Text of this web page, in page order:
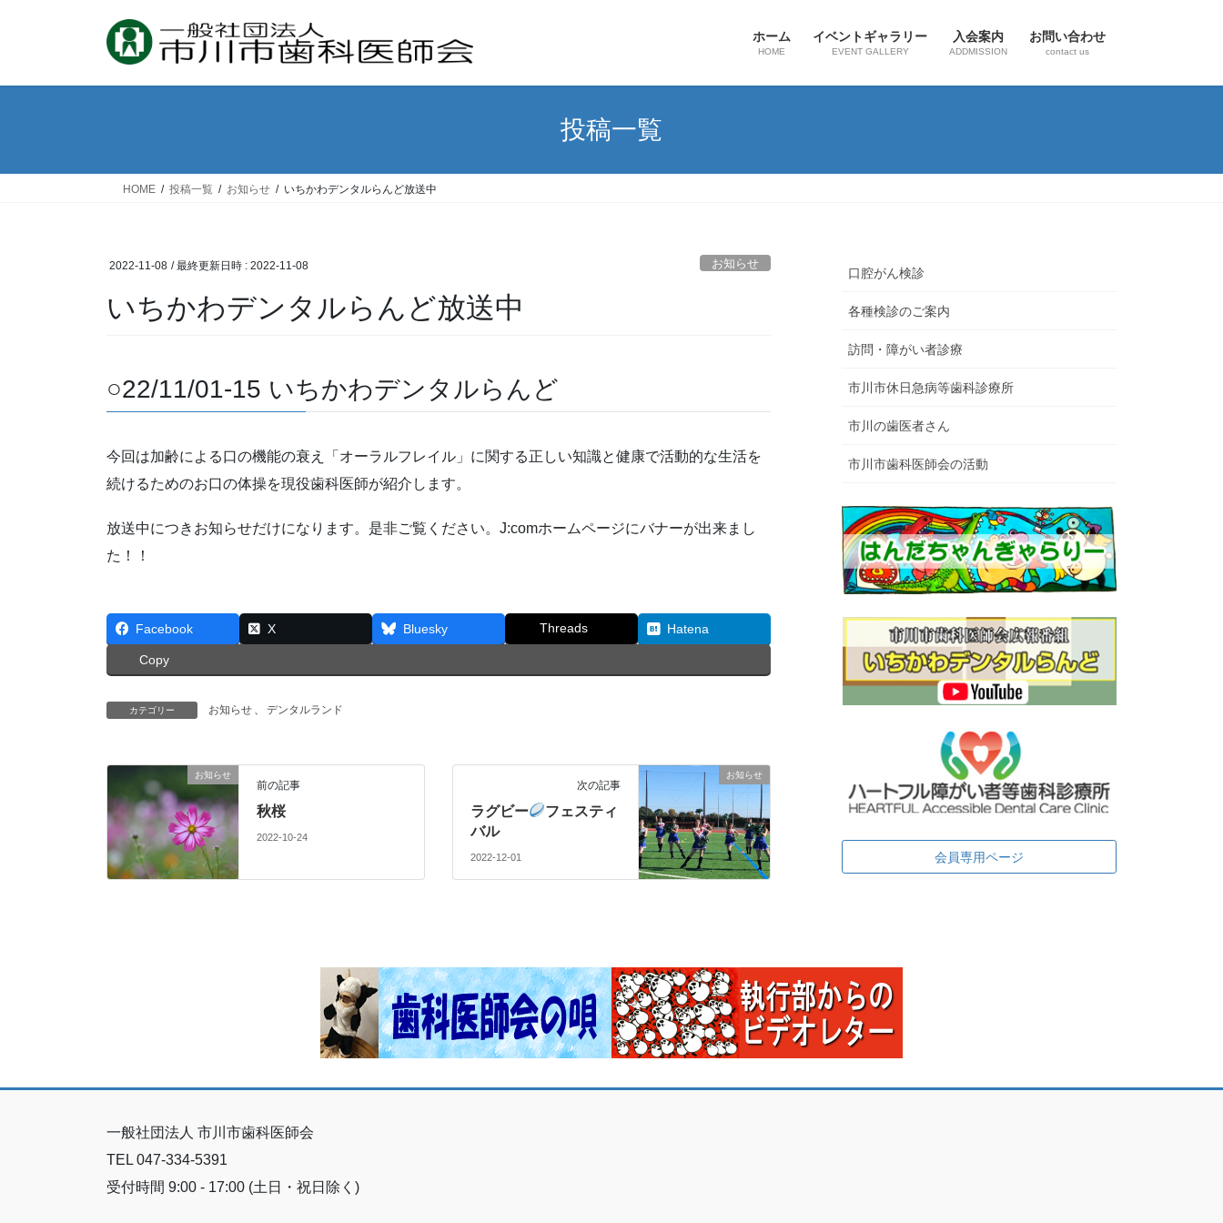
ホーム
HOME
イベントギャラリー
EVENT GALLERY
入会案内
ADDMISSION
お問い合わせ
contact us
投稿一覧
HOME 投稿一覧 お知らせ いちかわデンタルらんど放送中
2022-11-08 / 最終更新日時 : 2022-11-08 お知らせ
いちかわデンタルらんど放送中
○22/11/01-15 いちかわデンタルらんど
今回は加齢による口の機能の衰え「オーラルフレイル」に関する正しい知識と健康で活動的な生活を
続けるためのお口の体操を現役歯科医師が紹介します。
放送中につきお知らせだけになります。是非ご覧ください。J:comホームページにバナーが出来まし
た！！
Facebook X Bluesky Threads Hatena
Copy
カテゴリー お知らせ デンタルランド
お知らせ
前の記事
秋桜
2022-10-24
お知らせ
次の記事
ラグビー
フェスティ
バル
2022-12-01
口腔がん検診
各種検診のご案内
訪問・障がい者診療
市川市休日急病等歯科診療所
市川の歯医者さん
市川市歯科医師会の活動
会員専用ページ
一般社団法人 市川市歯科医師会
TEL 047-334-5391
受付時間 9:00 - 17:00 (土日・祝日除く)